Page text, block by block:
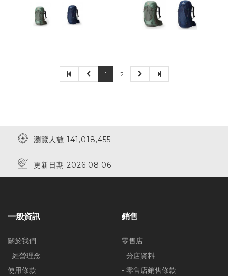
1 2
瀏覽人數 141,018,455
更新日期 2026.08.06
一般資訊
關於我們
- 經營理念
使用條款
銷售
零售店
- 分店資料
- 零售店銷售條款